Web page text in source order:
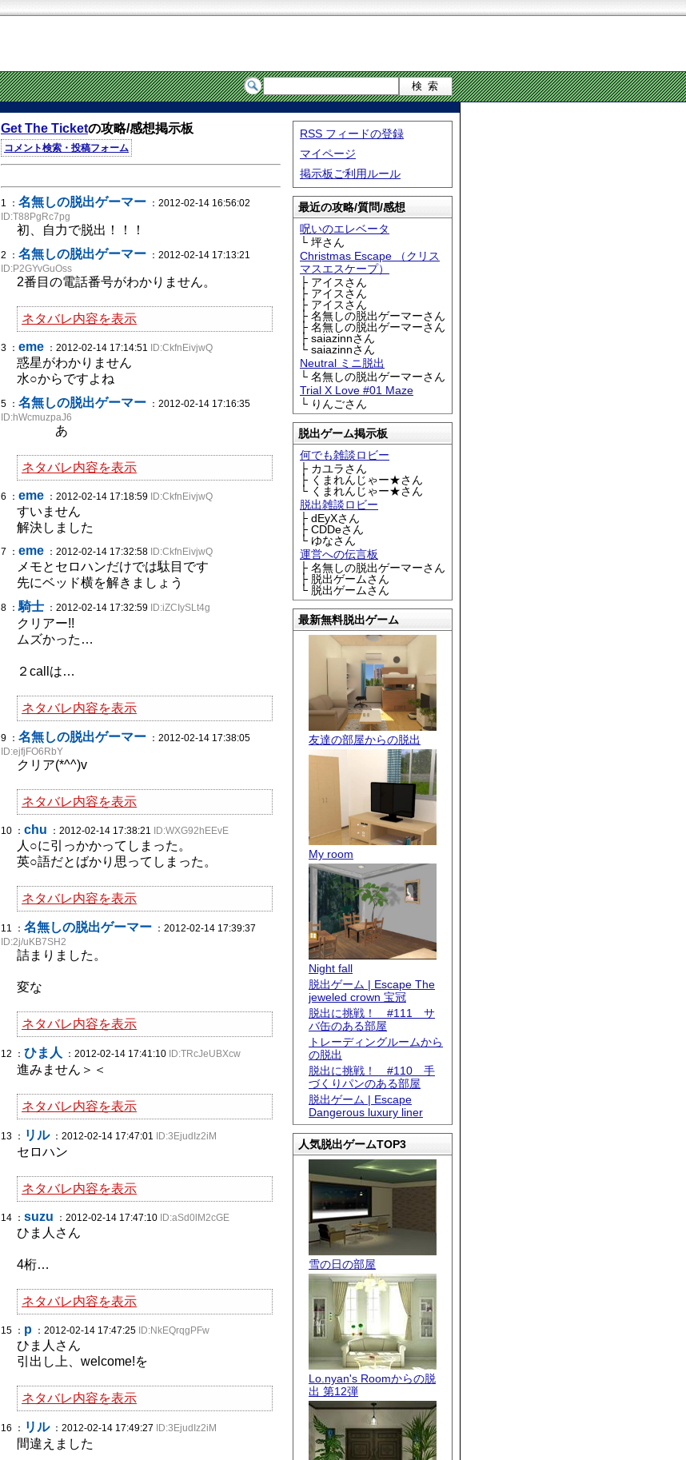
RSS フィードの登録
マイページ
掲示板ご利用ルール
最近の攻略/質問/感想
呪いのエレベータ
└ 坪さん
Christmas Escape （クリス
マスエスケープ）
├ アイスさん
├ アイスさん
├ アイスさん
├ 名無しの脱出ゲーマーさん
├ 名無しの脱出ゲーマーさん
├ saiazinnさん
└ saiazinnさん
Neutral ミニ脱出
└ 名無しの脱出ゲーマーさん
Trial X Love #01 Maze
└ りんごさん
脱出ゲーム掲示板
何でも雑談ロビー
├ カユラさん
├ くまれんじゃー★さん
└ くまれんじゃー★さん
脱出雑談ロビー
├ dEyXさん
├ CDDeさん
└ ゆなさん
運営への伝言板
├ 名無しの脱出ゲーマーさん
├ 脱出ゲームさん
└ 脱出ゲームさん
最新無料脱出ゲーム
友達の部屋からの脱出
My room
Night fall
脱出ゲーム | Escape The
jeweled crown 宝冠
脱出に挑戦！ #111 サ
バ缶のある部屋
トレーディングルームから
の脱出
脱出に挑戦！ #110 手
づくりパンのある部屋
脱出ゲーム | Escape
Dangerous luxury liner
人気脱出ゲームTOP3
雪の日の部屋
Lo.nyan's Roomからの脱
出 第12弾
Get The Ticketの攻略/感想掲示板
コメント検索・投稿フォーム
1 ： 名無しの脱出ゲーマー ：2012-02-14 16:56:02
ID:T88PgRc7pg
初、自力で脱出！！！
2 ： 名無しの脱出ゲーマー ：2012-02-14 17:13:21
ID:P2GYvGuOss
2番目の電話番号がわかりません。
ネタバレ内容を表示
3 ： eme ：2012-02-14 17:14:51 ID:CkfnEivjwQ
惑星がわかりません
水○からですよね
5 ： 名無しの脱出ゲーマー ：2012-02-14 17:16:35
ID:hWcmuzpaJ6
あ
ネタバレ内容を表示
6 ： eme ：2012-02-14 17:18:59 ID:CkfnEivjwQ
すいません
解決しました
7 ： eme ：2012-02-14 17:32:58 ID:CkfnEivjwQ
メモとセロハンだけでは駄目です
先にベッド横を解きましょう
8 ：騎士 ：2012-02-14 17:32:59 ID:iZCIySLt4g
クリアー!!
ムズかった…
２callは…
ネタバレ内容を表示
9 ： 名無しの脱出ゲーマー ：2012-02-14 17:38:05
ID:ejfjFO6RbY
クリア(*^^)v
ネタバレ内容を表示
10 ： chu ：2012-02-14 17:38:21 ID:WXG92hEEvE
人○に引っかかってしまった。
英○語だとばかり思ってしまった。
ネタバレ内容を表示
11 ： 名無しの脱出ゲーマー ：2012-02-14 17:39:37
ID:2j/uKB7SH2
詰まりました。
変な
ネタバレ内容を表示
12 ： ひま人 ：2012-02-14 17:41:10 ID:TRcJeUBXcw
進みません＞＜
ネタバレ内容を表示
13 ： リル：2012-02-14 17:47:01 ID:3EjudIz2iM
セロハン
ネタバレ内容を表示
14 ： suzu ：2012-02-14 17:47:10 ID:aSd0lM2cGE
ひま人さん
4桁…
ネタバレ内容を表示
15 ： p ：2012-02-14 17:47:25 ID:NkEQrqgPFw
ひま人さん
引出し上、welcome!を
ネタバレ内容を表示
16 ： リル：2012-02-14 17:49:27 ID:3EjudIz2iM
間違えました